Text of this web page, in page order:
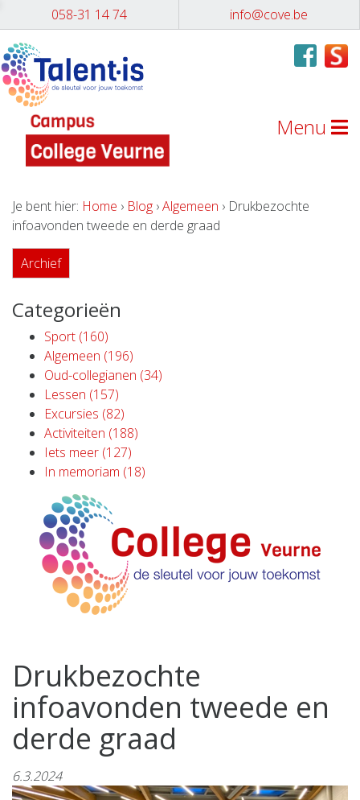
058-31 14 74 info@cove.be
Menu
Je bent hier: Home › Blog ›Algemeen › Drukbezochte
infoavonden tweede en derde graad
Archief
Categorieën
Sport (160)
Algemeen (196)
Oud-collegianen (34)
Lessen (157)
Excursies (82)
Activiteiten (188)
Iets meer (127)
In memoriam (18)
Drukbezochte
infoavonden tweede en
derde graad
6.3.2024